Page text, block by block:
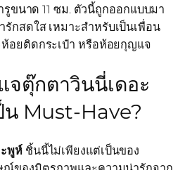
ขนาด 11 ซม. ตัวนี้ถูกออกแบบมา
กสดใส เหมาะสำหรับเป็นเพื่อน
อยติดกระเป๋า หรือห้อยกุญแจ
ตุ๊กตาวินนี่เดอะ
น Must-Have?
พูห์ชิ้นนี้ไม่เพียงแต่เป็นของ